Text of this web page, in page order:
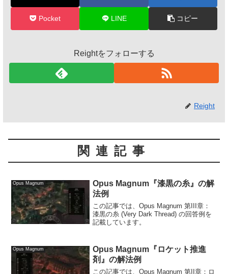
Pocket LINE コピー
Reightをフォローする
Reight
関連記事
Opus Magnum
Opus Magnum『漆黒の糸』の解
法例
この記事では、Opus Magnum 第III章：
漆黒の糸 (Very Dark Thread) の回答例を
記載しています。
Opus Magnum
Opus Magnum『ロケット推進
剤』の解法例
この記事では、Opus Magnum 第II章：ロ